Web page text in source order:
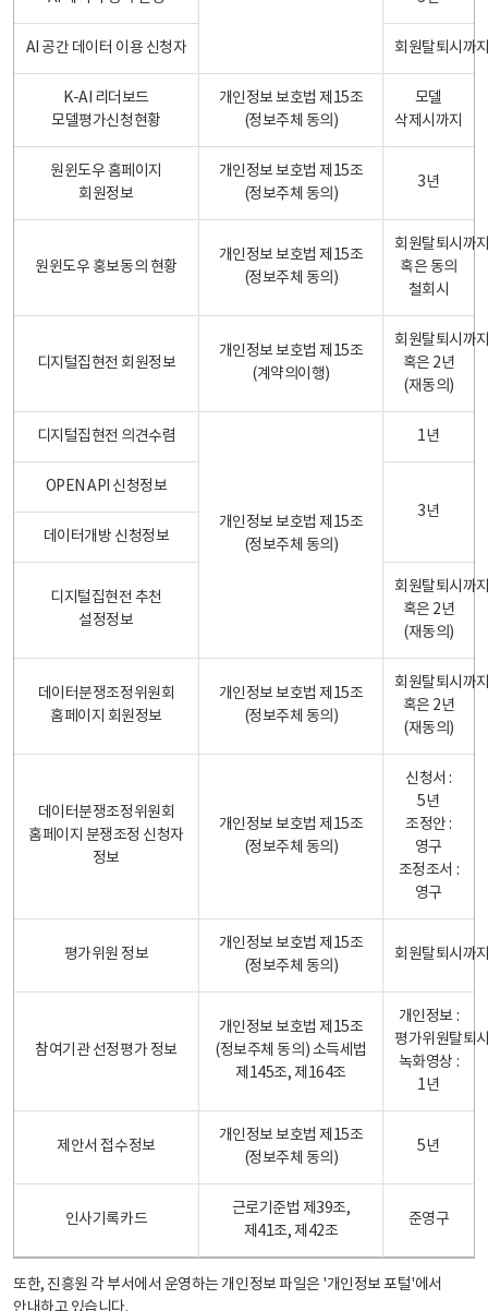
AI 공간 데이터 이용 신청자 회원탈퇴시까
K-AI 리더보드
모델평가신청현황
개인정보 보호법 제15조
(정보주체 동의)
모델
삭제시까지
원윈도우 홈페이지
회원정보
개인정보 보호법 제15조
(정보주체 동의)
3년
원윈도우 홍보동의 현황
개인정보 보호법 제15조
(정보주체 동의)
회원탈퇴시까
혹은 동의
철회시
디지털집현전 회원정보
개인정보 보호법 제15조
(계약의이행)
회원탈퇴시까
혹은 2년
(재동의)
디지털집현전 의견수렴
개인정보 보호법 제15조
(정보주체 동의)
1년
OPEN API 신청정보
3년
데이터개방 신청정보
디지털집현전 추천
설정정보
회원탈퇴시까
혹은 2년
(재동의)
데이터분쟁조정위원회
홈페이지 회원정보
개인정보 보호법 제15조
(정보주체 동의)
회원탈퇴시까
혹은 2년
(재동의)
데이터분쟁조정위원회
홈페이지 분쟁조정 신청자
정보
개인정보 보호법 제15조
(정보주체 동의)
신청서 :
5년
조정안 :
영구
조정조서 :
영구
평가위원 정보
개인정보 보호법 제15조
(정보주체 동의)
회원탈퇴시까
참여기관 선정평가 정보
개인정보 보호법 제15조
(정보주체 동의) 소득세법
제145조, 제164조
개인정보 :
평가위원탈퇴
녹화영상 :
1년
제안서 접수정보
개인정보 보호법 제15조
(정보주체 동의)
5년
인사기록카드
근로기준법 제39조,
제41조, 제42조
준영구
또한, 진흥원 각 부서에서 운영하는 개인정보 파일은 '개인정보 포털'에서
안내하고 있습니다.